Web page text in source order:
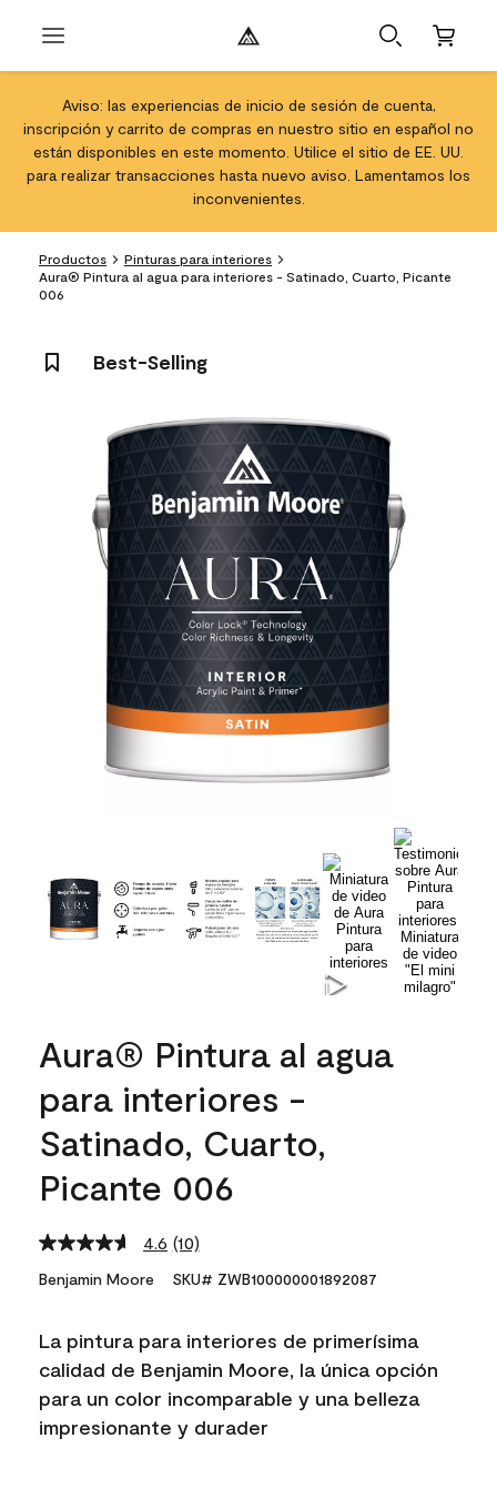
Aviso: las experiencias de inicio de sesión de cuenta,
inscripción y carrito de compras en nuestro sitio en español no
están disponibles en este momento. Utilice el sitio de EE. UU.
para realizar transacciones hasta nuevo aviso. Lamentamos los
inconvenientes.
Productos
Pinturas para interiores
Aura® Pintura al agua para interiores - Satinado, Cuarto, Picante
006
Best-Selling
Aura® Pintura al agua
para interiores -
Satinado, Cuarto,
Picante 006
4.6 Read
10
Reviews.
link.
(10)
Benjamin Moore SKU# ZWB100000001892087
La pintura para interiores de primerísima
calidad de Benjamin Moore, la única opción
para un color incomparable y una belleza
impresionante y durader